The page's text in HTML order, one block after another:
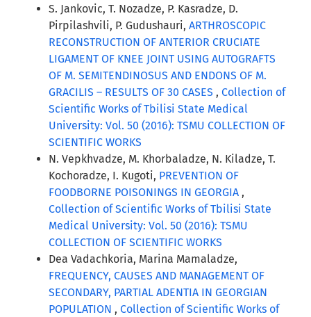
S. Jankovic, T. Nozadze, P. Kasradze, D.
Pirpilashvili, P. Gudushauri, ARTHROSCOPIC
RECONSTRUCTION OF ANTERIOR CRUCIATE
LIGAMENT OF KNEE JOINT USING AUTOGRAFTS
OF M. SEMITENDINOSUS AND ENDONS OF M.
GRACILIS – RESULTS OF 30 CASES , Collection of
Scientific Works of Tbilisi State Medical
University: Vol. 50 (2016): TSMU COLLECTION OF
SCIENTIFIC WORKS
N. Vepkhvadze, M. Khorbaladze, N. Kiladze, T.
Kochoradze, I. Kugoti, PREVENTION OF
FOODBORNE POISONINGS IN GEORGIA ,
Collection of Scientific Works of Tbilisi State
Medical University: Vol. 50 (2016): TSMU
COLLECTION OF SCIENTIFIC WORKS
Dea Vadachkoria, Marina Mamaladze,
FREQUENCY, CAUSES AND MANAGEMENT OF
SECONDARY, PARTIAL ADENTIA IN GEORGIAN
POPULATION , Collection of Scientific Works of